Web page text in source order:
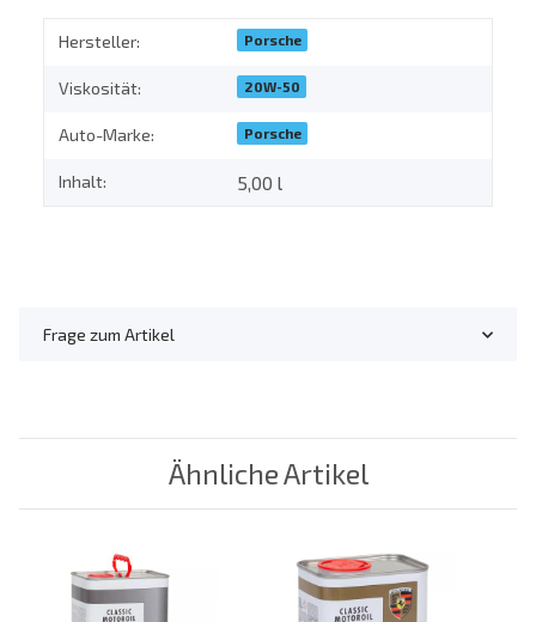
Hersteller: Porsche
Viskosität: 20W-50
Auto-Marke: Porsche
Inhalt: 5,00 l
Frage zum Artikel
Ähnliche Artikel